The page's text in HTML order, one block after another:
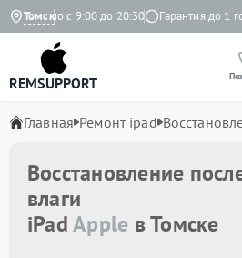
Томскс 9:00 до 20:30 Гарантия до 1 года
REMSUPPORT
Главная Ремонт ipad
Восстановление
влаги
iPadApple в Томске